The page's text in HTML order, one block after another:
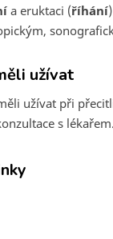
a eruktaci (říhání)
užívat
užívat při
s lékařem.